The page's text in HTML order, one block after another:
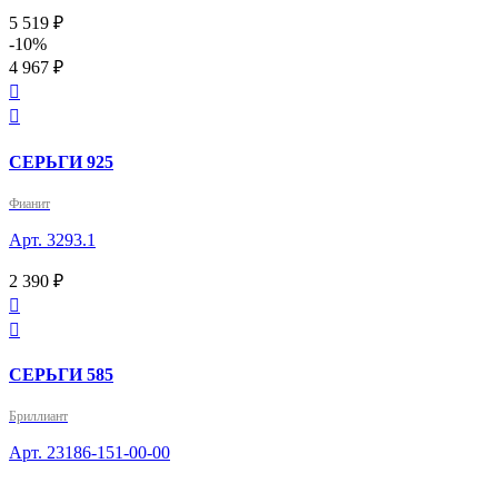
5 519 ₽
-10%
4 967 ₽


СЕРЬГИ 925
Фианит
Арт. 3293.1
2 390 ₽


СЕРЬГИ 585
Бриллиант
Арт. 23186-151-00-00